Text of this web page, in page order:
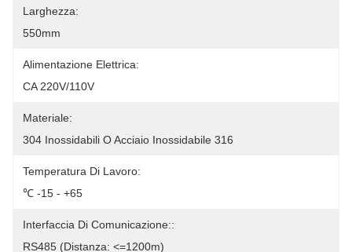
Larghezza:
550mm
Alimentazione Elettrica:
CA 220V/110V
Materiale:
304 Inossidabili O Acciaio Inossidabile 316
Temperatura Di Lavoro:
℃ -15 - +65
Interfaccia Di Comunicazione::
RS485 (distanza: <=1200m)